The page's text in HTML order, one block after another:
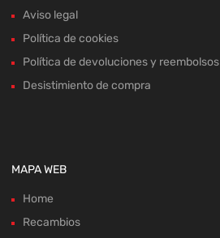
Aviso legal
Política de cookies
Política de devoluciones y reembolsos
Desistimiento de compra
MAPA WEB
Home
Recambios